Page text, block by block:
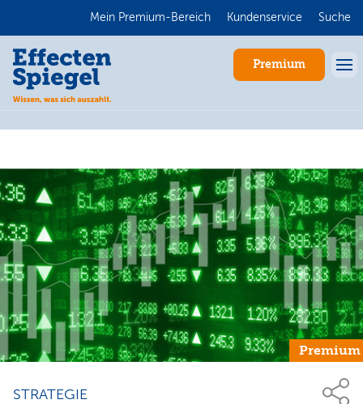
Mein Premium-Bereich Kundenservice Suche
Premium
Premium
STRATEGIE
Anmelden